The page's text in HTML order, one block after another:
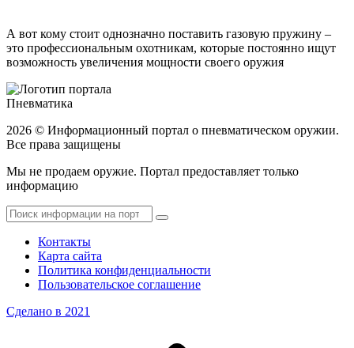
А вот кому стоит однозначно поставить газовую пружину –
это профессиональным охотникам, которые постоянно ищут
возможность увеличения мощности своего оружия
Пневматика
2026 © Информационный портал о пневматическом оружии.
Все права защищены
Мы не продаем оружие. Портал предоставляет только
информацию
Контакты
Карта сайта
Политика конфиденциальности
Пользовательское соглашение
Сделано в 2021